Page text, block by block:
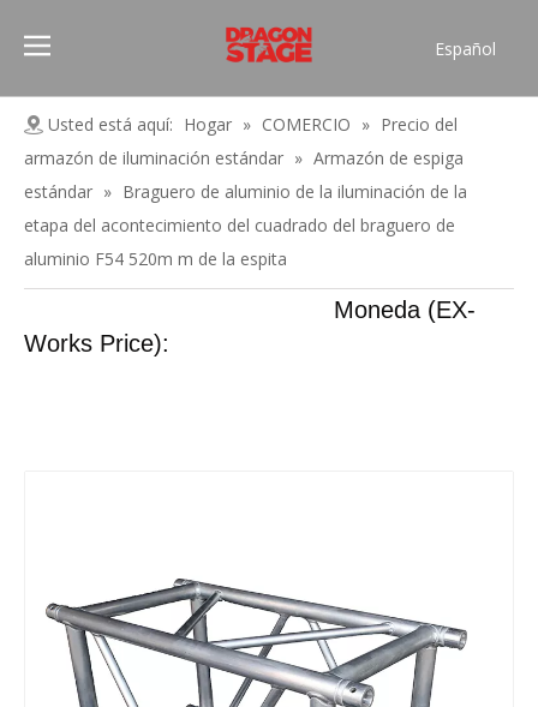
Español
Pусский
Français
العربية
简体中文
Usted está aquí: Hogar » COMERCIO » Precio del
armazón de iluminación estándar » Armazón de espiga
estándar » Braguero de aluminio de la iluminación de la
etapa del acontecimiento del cuadrado del braguero de
aluminio F54 520m m de la espita
Moneda (EX-
Works Price):